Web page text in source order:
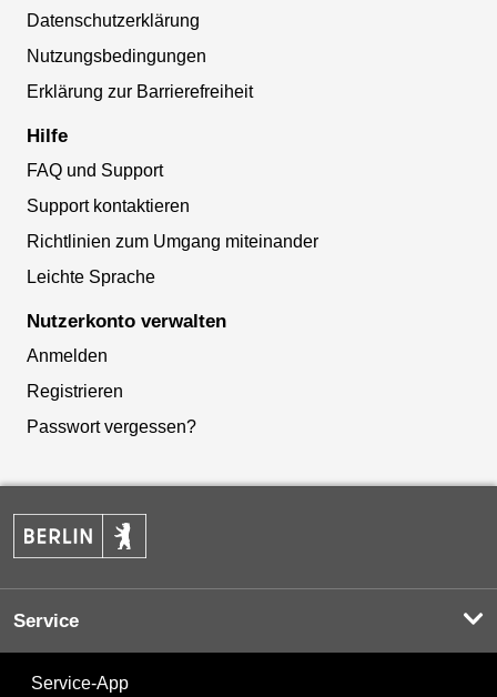
Datenschutzerklärung
Nutzungsbedingungen
Erklärung zur Barrierefreiheit
Hilfe
FAQ und Support
Support kontaktieren
Richtlinien zum Umgang miteinander
Leichte Sprache
Nutzerkonto verwalten
Anmelden
Registrieren
Passwort vergessen?
Service
Service-App